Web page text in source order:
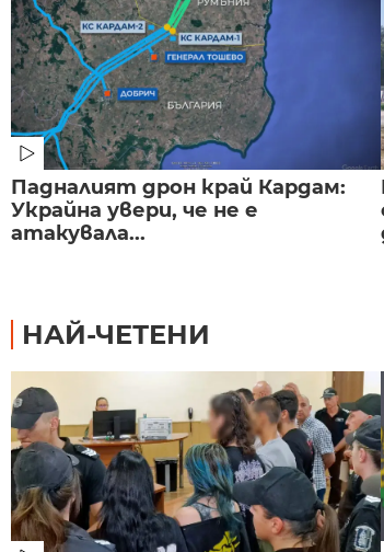
Падналият дрон край Кардам:
Украйна увери, че не е
атакувала...
НАЙ-ЧЕТЕНИ